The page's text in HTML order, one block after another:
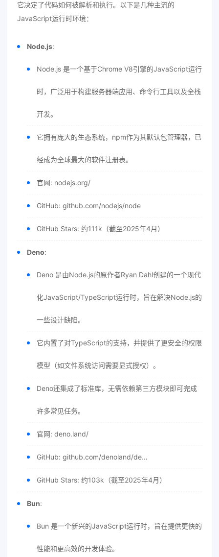
它决定了代码如何被解析和执行。以下是几种主流的
JavaScript运行时环境：
Node.js:
Node.js 是一个基于Chrome V8引擎的JavaScript运行
时，广泛用于构建服务器端应用、命令行工具以及全栈
开发。
它拥有庞大的生态系统，npm作为其默认包管理器，已
经成为全球最大的软件注册表。
官网: nodejs.org/
GitHub: github.com/nodejs/node
GitHub Stars: 约111k（截至2025年4月）
Deno:
Deno 是由Node.js的原作者Ryan Dahl创建的一个现代
化JavaScript/TypeScript运行时，旨在解决Node.js的
一些设计缺陷。
它内置了对TypeScript的支持，并提供了更安全的权限
模型（如文件系统访问需要显式授权）。
Deno还集成了标准库，无需依赖第三方模块即可完成
许多常见任务。
官网: deno.land/
GitHub: github.com/denoland/de…
GitHub Stars: 约103k（截至2025年4月）
Bun:
Bun 是一个新兴的JavaScript运行时，旨在提供更快的
性能和更高效的开发体验。